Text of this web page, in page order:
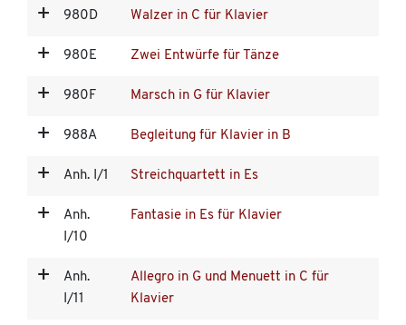
980D Walzer in C für Klavier
980E Zwei Entwürfe für Tänze
980F Marsch in G für Klavier
988A Begleitung für Klavier in B
Anh. I/1 Streichquartett in Es
Anh.
I/10
Fantasie in Es für Klavier
Anh.
I/11
Allegro in G und Menuett in C für
Klavier